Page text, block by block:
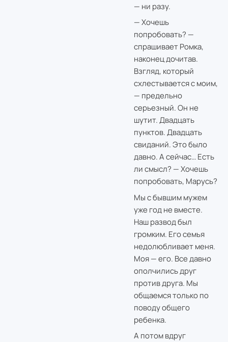
— ни разу.
— Хочешь
попробовать? —
спрашивает Ромка,
наконец дочитав.
Взгляд, который
схлестывается с моим,
— предельно
серьезный. Он не
шутит. Двадцать
пунктов. Двадцать
свиданий. Это было
давно. А сейчас… Есть
ли смысл? — Хочешь
попробовать, Марусь?
Мы с бывшим мужем
уже год не вместе.
Наш развод был
громким. Его семья
недолюбливает меня.
Моя — его. Все давно
ополчились друг
против друга. Мы
общаемся только по
поводу общего
ребенка.
А потом вдруг